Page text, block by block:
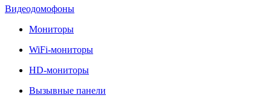
Видеодомофоны
Мониторы
WiFi-мониторы
HD-мониторы
Вызывные панели